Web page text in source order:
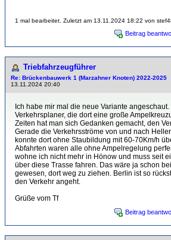
1 mal bearbeitet. Zuletzt am 13.11.2024 18:22 von
Beitrag
Triebfahrzeugführer
Re: Brückenbauwerk 1 (Marzahner Knoten) 2022-2025
13.11.2024 20:40
Ich habe mir mal die neue Variante
Verkehrsplaner, die dort eine große
Zeiten hat man sich Gedanken gemacht, den
Gerade die Verkehrsströme von und nach
konnte dort ohne Staubildung mit 60-70Km/h
Abfahrten waren alle ohne Ampelregelung
wohne ich nicht mehr in Hönow und muss seit
über diese Trasse fahren. Das wäre ja schon
gewesen, dort weg zu ziehen. Berlin ist so
den Verkehr angeht.
Grüße vom Tf
Beitrag